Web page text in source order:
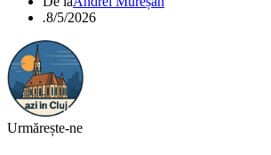
.8/5/2026
Urmărește-ne